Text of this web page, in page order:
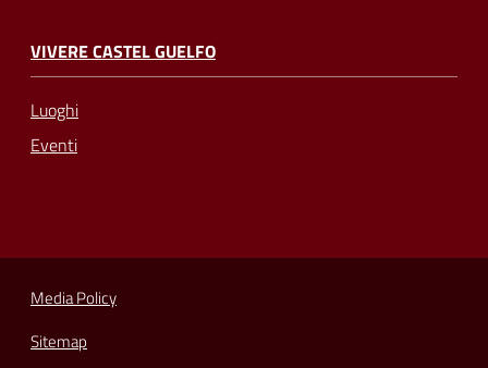
VIVERE CASTEL GUELFO
Luoghi
Eventi
Media Policy
Sitemap